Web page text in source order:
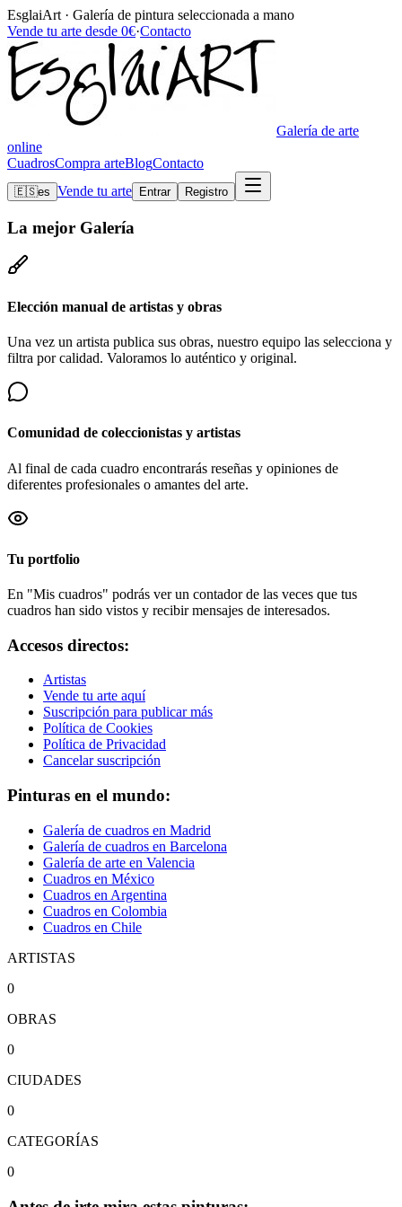
EsglaiArt · Galería de pintura seleccionada a mano
Vende tu arte desde 0€·Contacto
Galería de arte
online
CuadrosCompra arteBlogContacto
🇪🇸es Vende tu arte Entrar Registro
La mejor Galería
Elección manual de artistas y obras
Una vez un artista publica sus obras, nuestro equipo las selecciona y
filtra por calidad. Valoramos lo auténtico y original.
Comunidad de coleccionistas y artistas
Al final de cada cuadro encontrarás reseñas y opiniones de
diferentes profesionales o amantes del arte.
Tu portfolio
En "Mis cuadros" podrás ver un contador de las veces que tus
cuadros han sido vistos y recibir mensajes de interesados.
Accesos directos:
Artistas
Vende tu arte aquí
Suscripción para publicar más
Política de Cookies
Política de Privacidad
Cancelar suscripción
Pinturas en el mundo:
Galería de cuadros en Madrid
Galería de cuadros en Barcelona
Galería de arte en Valencia
Cuadros en México
Cuadros en Argentina
Cuadros en Colombia
Cuadros en Chile
ARTISTAS
0
OBRAS
0
CIUDADES
0
CATEGORÍAS
0